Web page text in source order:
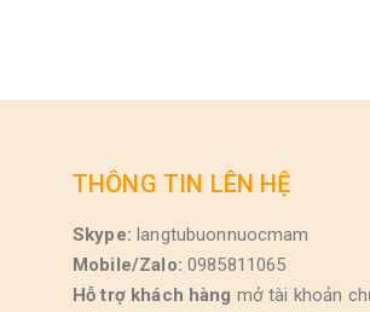
THÔNG TIN LÊN HỆ
Skype: langtubuonnuocmam
Mobile/Zalo: 0985811065
Hỗ trợ khách hàng mở tài khoản